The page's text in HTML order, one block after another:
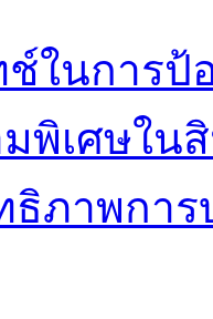
ในการป้
พิเศษใน
ธิภาพกา